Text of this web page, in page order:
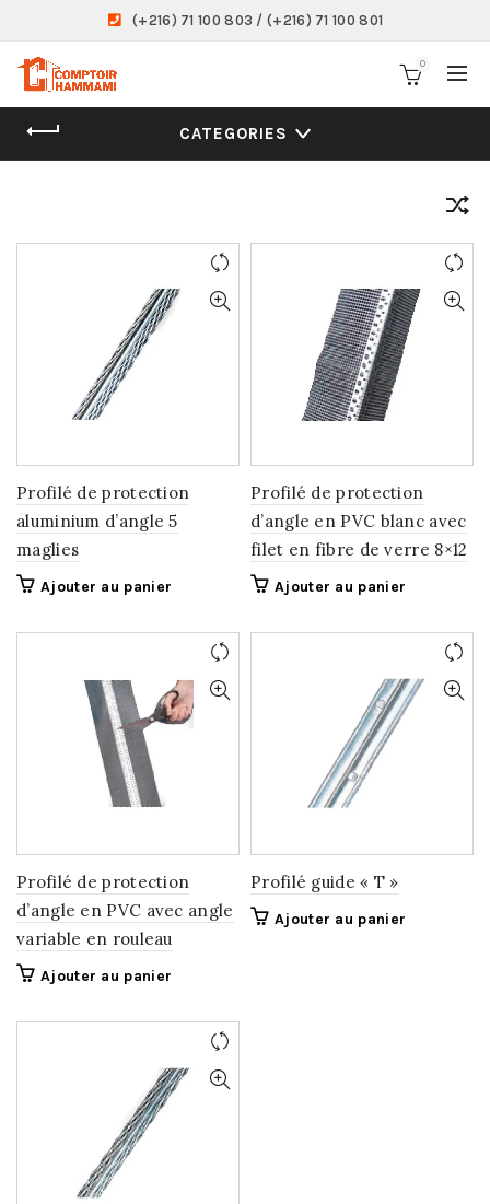
(+216) 71 100 803 / (+216) 71 100 801
0
CATEGORIES
Profilé de protection
aluminium d’angle 5
maglies
Ajouter au panier
Profilé de protection
d’angle en PVC blanc avec
filet en fibre de verre 8×12
Ajouter au panier
Profilé de protection
d’angle en PVC avec angle
variable en rouleau
Ajouter au panier
Profilé guide « T »
Ajouter au panier